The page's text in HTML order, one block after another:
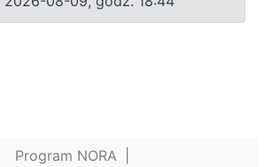
Program NORA